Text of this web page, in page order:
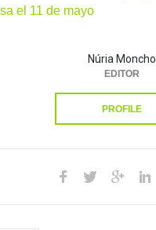
el 11 de mayo
Núria Moncho
EDITOR
PROFILE